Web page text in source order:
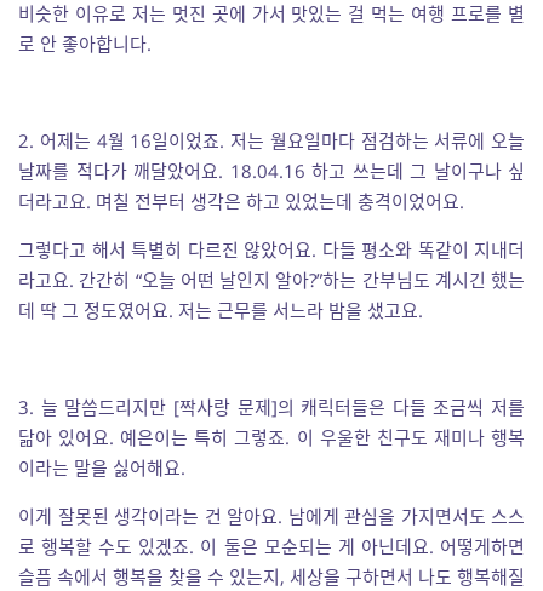
비슷한 이유로 저는 멋진 곳에 가서 맛있는 걸 먹는 여행 프로를 별
로 안 좋아합니다.
2. 어제는 4월 16일이었죠. 저는 월요일마다 점검하는 서류에 오늘
날짜를 적다가 깨달았어요. 18.04.16 하고 쓰는데 그 날이구나 싶
더라고요. 며칠 전부터 생각은 하고 있었는데 충격이었어요.
그렇다고 해서 특별히 다르진 않았어요. 다들 평소와 똑같이 지내더
라고요. 간간히 “오늘 어떤 날인지 알아?”하는 간부님도 계시긴 했는
데 딱 그 정도였어요. 저는 근무를 서느라 밤을 샜고요.
3. 늘 말씀드리지만 [짝사랑 문제]의 캐릭터들은 다들 조금씩 저를
닮아 있어요. 예은이는 특히 그렇죠. 이 우울한 친구도 재미나 행복
이라는 말을 싫어해요.
이게 잘못된 생각이라는 건 알아요. 남에게 관심을 가지면서도 스스
로 행복할 수도 있겠죠. 이 둘은 모순되는 게 아닌데요. 어떻게하면
슬픔 속에서 행복을 찾을 수 있는지, 세상을 구하면서 나도 행복해질